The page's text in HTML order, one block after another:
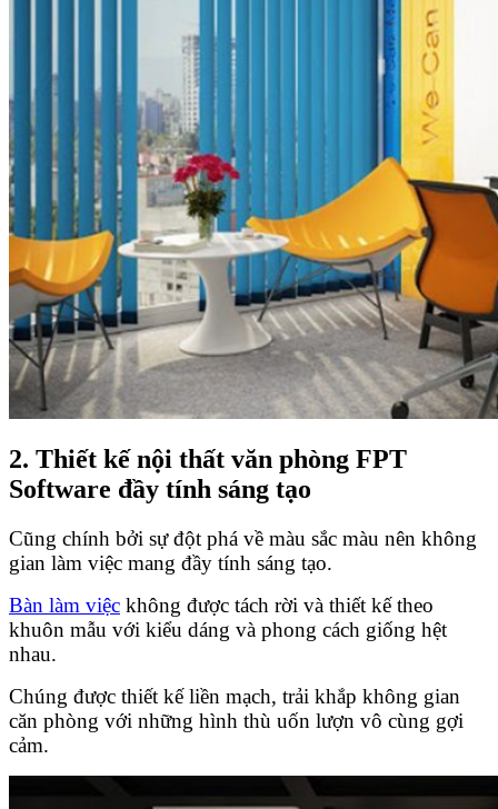
2. Thiết kế nội thất văn phòng FPT
Software đầy tính sáng tạo
Cũng chính bởi sự đột phá về màu sắc màu nên không
gian làm việc mang đầy tính sáng tạo.
Bàn làm việc không được tách rời và thiết kế theo
khuôn mẫu với kiểu dáng và phong cách giống hệt
nhau.
Chúng được thiết kế liền mạch, trải khắp không gian
căn phòng với những hình thù uốn lượn vô cùng gợi
cảm.